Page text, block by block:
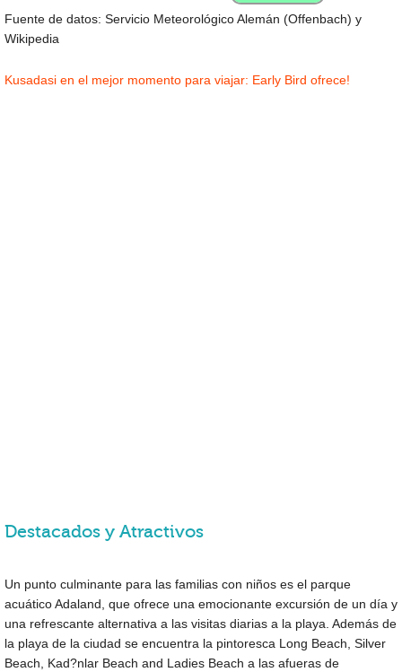
Fuente de datos: Servicio Meteorológico Alemán (Offenbach) y
Wikipedia
Kusadasi en el mejor momento para viajar: Early Bird ofrece!
Destacados y Atractivos
Un punto culminante para las familias con niños es el parque
acuático Adaland, que ofrece una emocionante excursión de un día y
una refrescante alternativa a las visitas diarias a la playa. Además de
la playa de la ciudad se encuentra la pintoresca Long Beach, Silver
Beach, Kad?nlar Beach and Ladies Beach a las afueras de